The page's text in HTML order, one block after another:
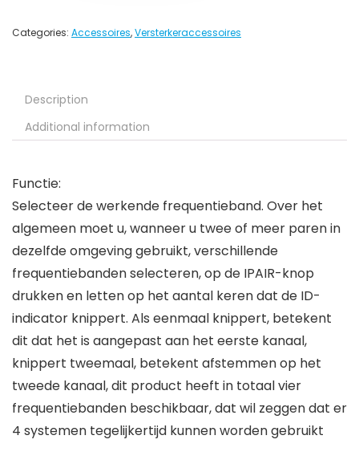
Categories: Accessoires,Versterkeraccessoires
Description
Additional information
Functie:
Selecteer de werkende frequentieband. Over het
algemeen moet u, wanneer u twee of meer paren in
dezelfde omgeving gebruikt, verschillende
frequentiebanden selecteren, op de IPAIR-knop
drukken en letten op het aantal keren dat de ID-
indicator knippert. Als eenmaal knippert, betekent
dit dat het is aangepast aan het eerste kanaal,
knippert tweemaal, betekent afstemmen op het
tweede kanaal, dit product heeft in totaal vier
frequentiebanden beschikbaar, dat wil zeggen dat er
4 systemen tegelijkertijd kunnen worden gebruikt